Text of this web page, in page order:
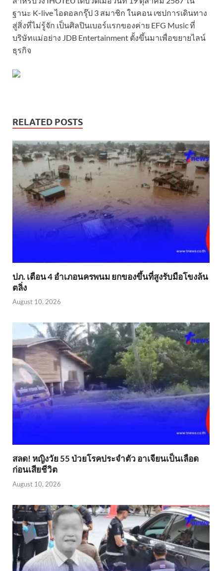
ฐานะ K-live ไอดอลกรุ๊ป 3 สมาชิก ในคอน เซปการเดินทาง
สู่สิ่งที่ไม่รู้จัก เป็นศิลปินเบอร์แรกของค่าย EFG Music ที่
บริษัทแม่อย่าง JDB Entertainment ตั้งขึ้นมาเพื่อขยายไลน์
ธุรกิจ
RELATED POSTS
ปภ. เตือน 4 อำเภอนครพนม ยกของขึ้นที่สูงรับมือโขงล้น
ตลิ่ง
August 10, 2026
สลด! หญิงวัย 55 ป่วยโรคประจำตัว อาเจียนเป็นเลือด
ก่อนเสียชีวิต
August 10, 2026